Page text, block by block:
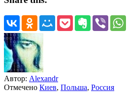
Автор: Alexandr
Отмечено Киев, Польша, Россия